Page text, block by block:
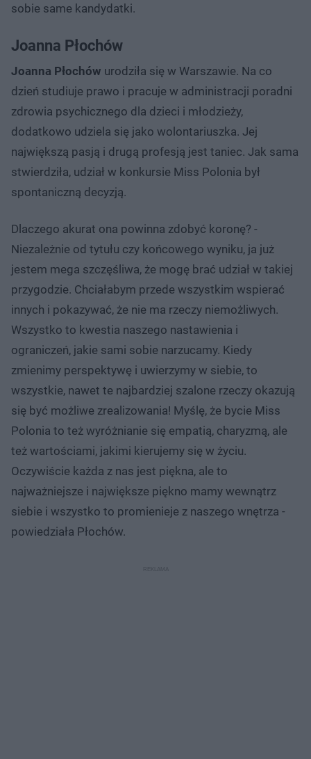
sobie same kandydatki.
Joanna Płochów
Joanna Płochów urodziła się w Warszawie. Na co
dzień studiuje prawo i pracuje w administracji poradni
zdrowia psychicznego dla dzieci i młodzieży,
dodatkowo udziela się jako wolontariuszka. Jej
największą pasją i drugą profesją jest taniec. Jak sama
stwierdziła, udział w konkursie Miss Polonia był
spontaniczną decyzją.
Dlaczego akurat ona powinna zdobyć koronę? -
Niezależnie od tytułu czy końcowego wyniku, ja już
jestem mega szczęśliwa, że mogę brać udział w takiej
przygodzie. Chciałabym przede wszystkim wspierać
innych i pokazywać, że nie ma rzeczy niemożliwych.
Wszystko to kwestia naszego nastawienia i
ograniczeń, jakie sami sobie narzucamy. Kiedy
zmienimy perspektywę i uwierzymy w siebie, to
wszystkie, nawet te najbardziej szalone rzeczy okazują
się być możliwe zrealizowania! Myślę, że bycie Miss
Polonia to też wyróżnianie się empatią, charyzmą, ale
też wartościami, jakimi kierujemy się w życiu.
Oczywiście każda z nas jest piękna, ale to
najważniejsze i największe piękno mamy wewnątrz
siebie i wszystko to promienieje z naszego wnętrza -
powiedziała Płochów.